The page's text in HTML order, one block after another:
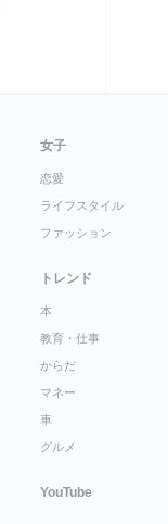
女子
恋愛
ライフスタイル
ファッション
トレンド
本
教育・仕事
からだ
マネー
車
グルメ
YouTube